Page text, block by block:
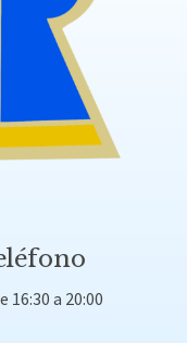
16:30 a 20:00